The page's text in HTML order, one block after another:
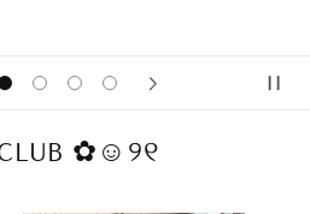
CLUB ✿☺︎୨୧